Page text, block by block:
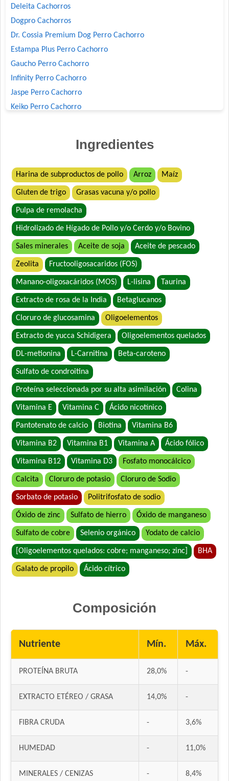
Deleita Cachorros
Dogpro Cachorros
Dr. Cossia Premium Dog Perro Cachorro
Estampa Plus Perro Cachorro
Gaucho Perro Cachorro
Infinity Perro Cachorro
Jaspe Perro Cachorro
Keiko Perro Cachorro
Seguidor Perro CachorroIngredientes
Harina de subproductos de pollo Arroz Maíz
Gluten de trigo Grasas vacuna y/o pollo
Pulpa de remolacha
Hidrolizado de Hígado de Pollo y/o Cerdo y/o Bovino
Sales minerales Aceite de soja Aceite de pescado
Zeolita Fructooligosacaridos (FOS)
Manano-oligosacáridos (MOS) L-lisina Taurina
Extracto de rosa de la India Betaglucanos
Cloruro de glucosamina Oligoelementos
Extracto de yucca Schidigera Oligoelementos quelados
DL-metionina L-Carnitina Beta-caroteno
Sulfato de condroitina
Proteína seleccionada por su alta asimilación Colina
Vitamina E Vitamina C Ácido nicotínico
Pantotenato de calcio Biotina Vitamina B6
Vitamina B2 Vitamina B1 Vitamina A Ácido fólico
Vitamina B12 Vitamina D3 Fosfato monocálcico
Calcita Cloruro de potasio Cloruro de Sodio
Sorbato de potasio Politrifosfato de sodio
Óxido de zinc Sulfato de hierro Óxido de manganeso
Sulfato de cobre Selenio orgánico Yodato de calcio
[Oligoelementos quelados: cobre; manganeso; zinc] BHA
Galato de propilo Ácido cítrico
Composición
Nutriente Mín. Máx.
PROTEÍNA BRUTA 28,0% -
EXTRACTO ETÉREO / GRASA 14,0% -
FIBRA CRUDA - 3,6%
HUMEDAD - 11,0%
MINERALES / CENIZAS - 8,4%